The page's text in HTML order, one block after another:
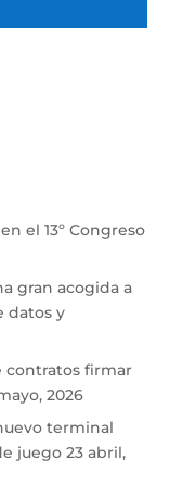
el 13º Congreso
gran acogida a
datos y
contratos firmar
2026
terminal
juego 23 abril,